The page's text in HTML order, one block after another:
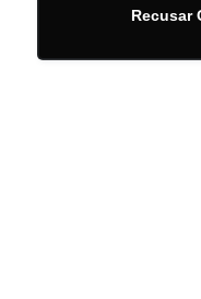
Recusar